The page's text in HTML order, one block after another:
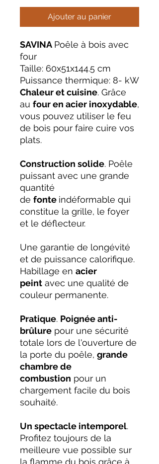
Ajouter au panier
SAVINA Poêle à bois avec
four
Taille: 60x51x144.5 cm
Puissance thermique: 8- kW
Chaleur et cuisine. Grâce
au four en acier inoxydable,
vous pouvez utiliser le feu
de bois pour faire cuire vos
plats.
Construction solide. Poêle
puissant avec une grande
quantité
de fonte indéformable qui
constitue la grille, le foyer
et le déflecteur.
Une garantie de longévité
et de puissance calorifique.
Habillage en acier
peint avec une qualité de
couleur permanente.
Pratique. Poignée anti-
brûlure pour une sécurité
totale lors de l'ouverture de
la porte du poêle, grande
chambre de
combustion pour un
chargement facile du bois
souhaité.
Un spectacle intemporel.
Profitez toujours de la
meilleure vue possible sur
la flamme du bois grâce à